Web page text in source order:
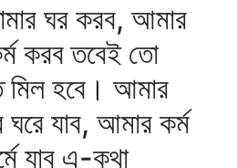
ঘর করব, আমার
করব তবেই তো
মিল হবে। আমার
যাব, আমার কর্ম
যাব এ-কথা